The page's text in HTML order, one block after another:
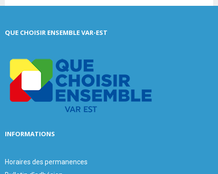
h
S
QUE CHOISIR ENSEMBLE VAR-EST
INFORMATIONS
Horaires des permanences